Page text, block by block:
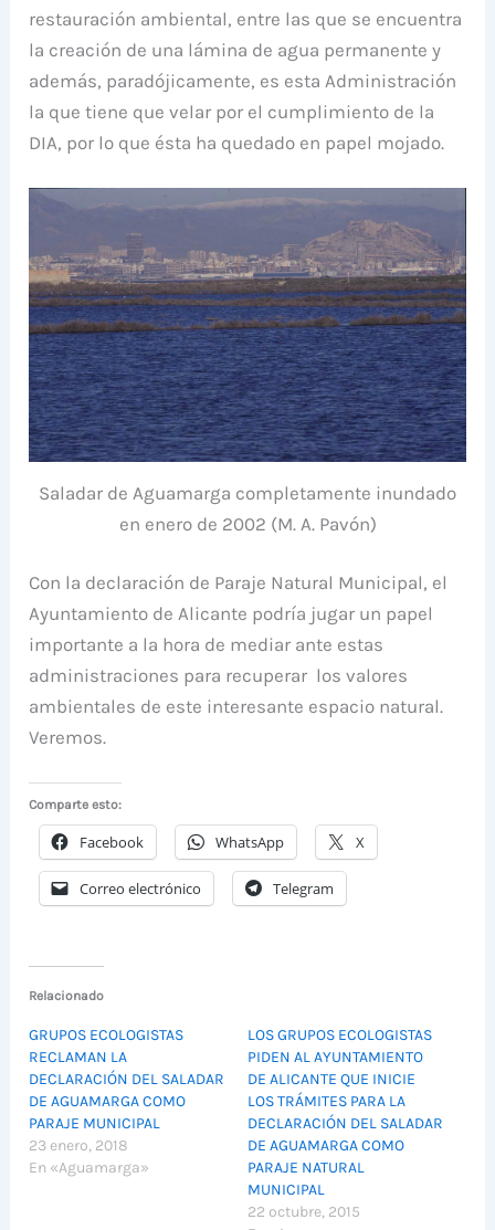
restauración ambiental, entre las que se encuentra
la creación de una lámina de agua permanente y
además, paradójicamente, es esta Administración
la que tiene que velar por el cumplimiento de la
DIA, por lo que ésta ha quedado en papel mojado.
Saladar de Aguamarga completamente inundado
en enero de 2002 (M. A. Pavón)
Con la declaración de Paraje Natural Municipal, el
Ayuntamiento de Alicante podría jugar un papel
importante a la hora de mediar ante estas
administraciones para recuperar los valores
ambientales de este interesante espacio natural.
Veremos.
Comparte esto:
Facebook WhatsApp X
Correo electrónico Telegram
Relacionado
GRUPOS ECOLOGISTAS
RECLAMAN LA
DECLARACIÓN DEL SALADAR
DE AGUAMARGA COMO
PARAJE MUNICIPAL
23 enero, 2018
En «Aguamarga»
LOS GRUPOS ECOLOGISTAS
PIDEN AL AYUNTAMIENTO
DE ALICANTE QUE INICIE
LOS TRÁMITES PARA LA
DECLARACIÓN DEL SALADAR
DE AGUAMARGA COMO
PARAJE NATURAL
MUNICIPAL
22 octubre, 2015